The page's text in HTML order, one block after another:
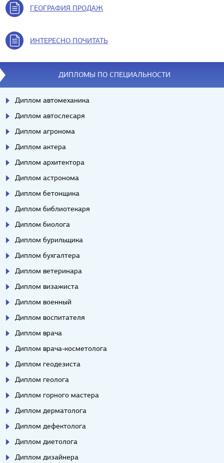
ГЕОГРАФИЯ ПРОДАЖ
ИНТЕРЕСНО ПОЧИТАТЬ
ДИПЛОМЫ ПО СПЕЦИАЛЬНОСТИ
Диплом автомеханика
Диплом автослесаря
Диплом агронома
Диплом актера
Диплом архитектора
Диплом астронома
Диплом бетонщика
Диплом библиотекаря
Диплом биолога
Диплом бурильщика
Диплом бухгалтера
Диплом ветеринара
Диплом визажиста
Диплом военный
Диплом воспитателя
Диплом врача
Диплом врача-косметолога
Диплом геодезиста
Диплом геолога
Диплом горного мастера
Диплом дерматолога
Диплом дефектолога
Диплом диетолога
Диплом дизайнера